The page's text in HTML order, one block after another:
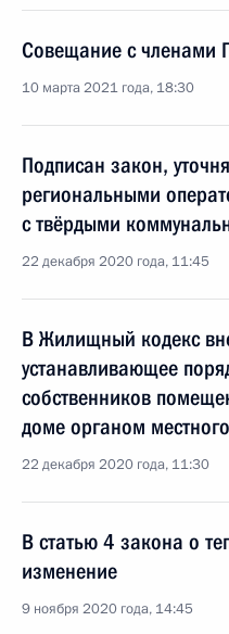
Совещание с членами
10 марта 2021 года, 18:30
Подписан закон,
региональными
с твёрдыми
22 декабря 2020 года, 11:45
В Жилищный кодекс
устанавливающее
собственников
доме органом
22 декабря 2020 года, 11:30
В статью 4 закона о
изменение
9 ноября 2020 года, 14:45